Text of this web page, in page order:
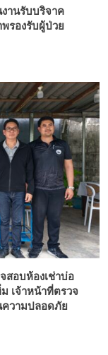
านรับบริจาค
รองรับผู้ป่วย
สอบห้องเช่าบ่อ
ม เจ้าหน้าที่ตรวจ
ความปลอดภัย